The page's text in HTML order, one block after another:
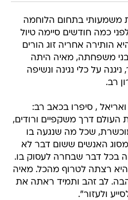
משמעותי בתחום הלוחמה
כמה חודשים סיימה טיול
הותירה אחריה זוג הורים
משפחתה, מאיה היתה
על כלי נגינה ונשיפה
רב.
, סיפרו בכאב רב:
דרך משקפיים ורודים,
שכל מה שנגעה בו
האנשים ששום דבר לא
בכל דבר שבחרה לעסוק בו.
היא רצתה לטרוף מהכל. מאיה
לב זהב ותמיד ראתה את
ולעזור".